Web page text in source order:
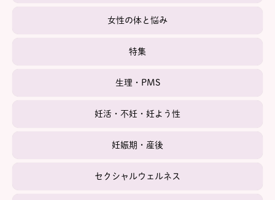
女性の体と悩み
特集
生理・PMS
妊活・不妊・妊よう性
妊娠期・産後
セクシャルウェルネス